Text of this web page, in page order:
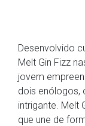
Desenvolvido
Melt Gin Fizz
jovem
dois enólogos,
intrigante. Melt
que une de